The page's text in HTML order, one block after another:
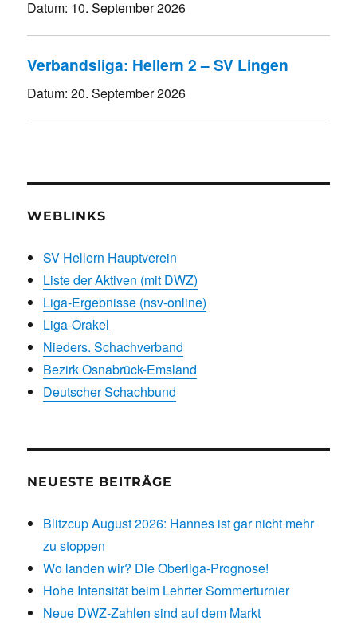
Datum: 10. September 2026
Verbandsliga: Hellern 2 – SV Lingen
Datum:20. September 2026
WEBLINKS
SV Hellern Hauptverein
Liste der Aktiven (mit DWZ)
Liga-Ergebnisse (nsv-online)
Liga-Orakel
Nieders. Schachverband
Bezirk Osnabrück-Emsland
Deutscher Schachbund
NEUESTE BEITRÄGE
Blitzcup August 2026: Hannes ist gar nicht mehr
zu stoppen
Wo landen wir? Die Oberliga-Prognose!
Hohe Intensität beim Lehrter Sommerturnier
Neue DWZ-Zahlen sind auf dem Markt